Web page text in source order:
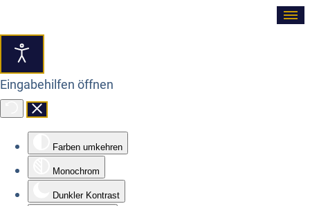
Eingabehilfen öffnen
Farben umkehren
Monochrom
Dunkler Kontrast
≡